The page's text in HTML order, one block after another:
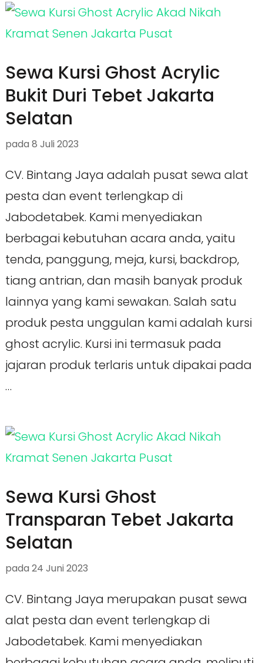
Sewa Kursi Ghost Acrylic
Bukit Duri Tebet Jakarta
Selatan
pada 8 Juli 2023
CV. Bintang Jaya adalah pusat sewa alat
pesta dan event terlengkap di
Jabodetabek. Kami menyediakan
berbagai kebutuhan acara anda, yaitu
tenda, panggung, meja, kursi, backdrop,
tiang antrian, dan masih banyak produk
lainnya yang kami sewakan. Salah satu
produk pesta unggulan kami adalah kursi
ghost acrylic. Kursi ini termasuk pada
jajaran produk terlaris untuk dipakai pada
…
Sewa Kursi Ghost
Transparan Tebet Jakarta
Selatan
pada 24 Juni 2023
CV. Bintang Jaya merupakan pusat sewa
alat pesta dan event terlengkap di
Jabodetabek. Kami menyediakan